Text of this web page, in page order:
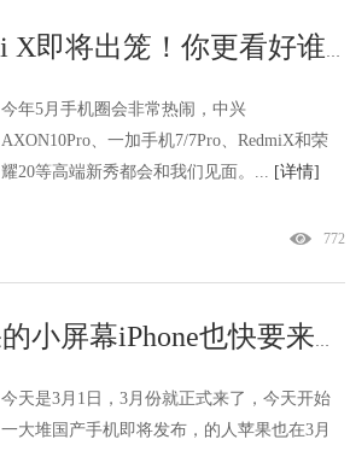
荣耀20和Redmi X即将出笼！你更看好谁？
今年5月手机圈会非常热闹，中兴
AXON10Pro、一加手机7/7Pro、RedmiX和荣
耀20等高端新秀都会和我们见面。... [详情]
772
3月份来了苹果的小屏幕iPhone也快要来了，期待吗？
今天是3月1日，3月份就正式来了，今天开始
一大堆国产手机即将发布，的人苹果也在3月